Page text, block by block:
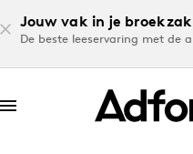
Jouw vak in je
De beste leeservaring met de